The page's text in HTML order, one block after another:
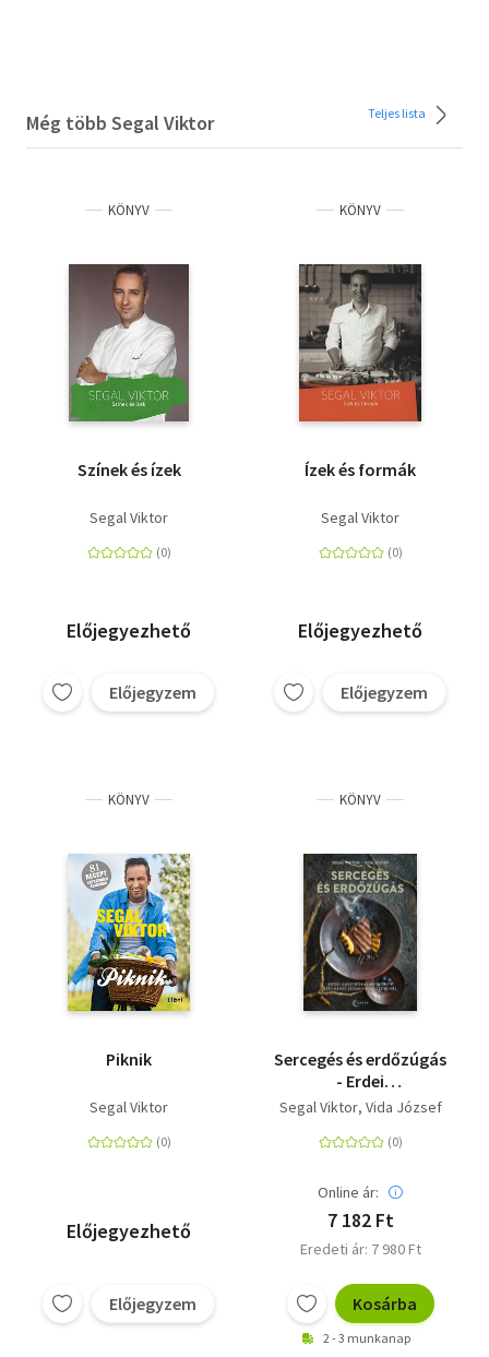
Még több Segal Viktor Teljes lista
KÖNYV
Színek és ízek
Segal Viktor
Előjegyezhető
Előjegyzem
KÖNYV
Ízek és formák
Segal Viktor
Előjegyezhető
Előjegyzem
KÖNYV
Piknik
Segal Viktor
Előjegyezhető
Előjegyzem
KÖNYV
Sercegés és erdőzúgás
- Erdei
gasztrokalandkönyv
idézeteivel
Segal Viktor Vida József
Online ár:
7 182 Ft
Eredeti ár: 7 980 Ft
Kosárba
2 - 3 munkanap